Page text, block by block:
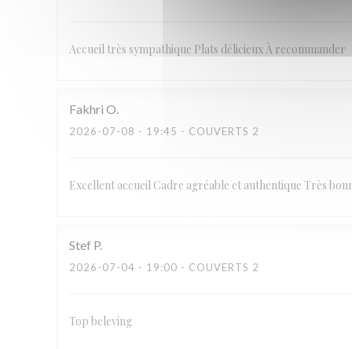
Accueil très sympathique Plats délicieux À recommander
Fakhri O
2026-07-08 - 19:45 - COUVERTS 2
Excellent accueil Cadre agréable et authentique Très
Stef P
2026-07-04 - 19:00 - COUVERTS 2
Top beleving